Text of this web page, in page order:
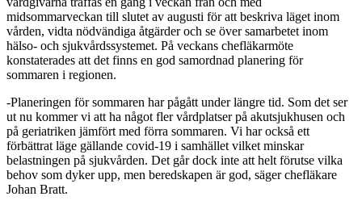
midsommarveckan till slutet av augusti för att beskriva läget inom
vården, vidta nödvändiga åtgärder och se över samarbetet inom
hälso- och sjukvårdssystemet. På veckans chefläkarmöte
konstaterades att det finns en god samordnad planering för
sommaren i regionen.
-Planeringen för sommaren har pågått under längre tid. Som det ser
ut nu kommer vi att ha något fler vårdplatser på akutsjukhusen och
på geriatriken jämfört med förra sommaren. Vi har också ett
förbättrat läge gällande covid-19 i samhället vilket minskar
belastningen på sjukvården. Det går dock inte att helt förutse vilka
behov som dyker upp, men beredskapen är god, säger chefläkare
Johan Bratt.